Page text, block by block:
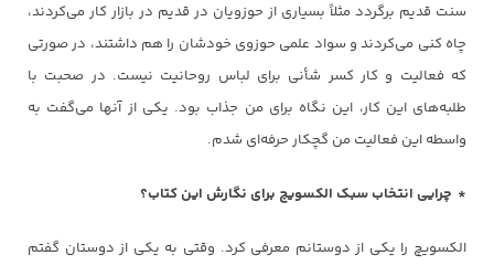
سنت قدیم برگردد مثلاً بسیاری از حوزویان در قدیم در بازار کار می‌کردند،
چاه کنی می‌کردند و سواد علمی حوزوی خودشان را هم داشتند، در صورتی
که فعالیت و کار کسر شأنی برای لباس روحانیت نیست. در صحبت با
طلبه‌های این کار، این نگاه برای من جذاب بود. یکی از آنها می‌گفت به
واسطه این فعالیت من گچکار حرفه‌ای شدم.
* چرایی انتخاب سبک الکسویچ برای نگارش این کتاب؟
الکسویچ را یکی از دوستانم معرفی کرد. وقتی به یکی از دوستان گفتم